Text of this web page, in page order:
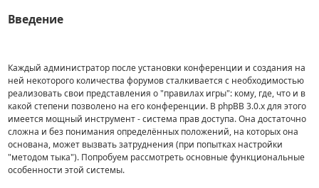
Введение
Каждый администратор после установки конференции и создания на
ней некоторого количества форумов сталкивается с необходимостью
реализовать свои представления о "правилах игры": кому, где, что и в
какой степени позволено на его конференции. В phpBB 3.0.x для этого
имеется мощный инструмент - система прав доступа. Она достаточно
сложна и без понимания определённых положений, на которых она
основана, может вызвать затруднения (при попытках настройки
"методом тыка"). Попробуем рассмотреть основные функциональные
особенности этой системы.